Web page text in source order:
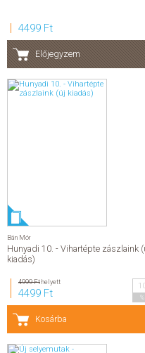
4499 Ft
Előjegyzem
Bán Mór
Hunyadi 10. - Vihartépte zászlaink
kiadás)
4999 Fthelyett
4499 Ft
Kosárba